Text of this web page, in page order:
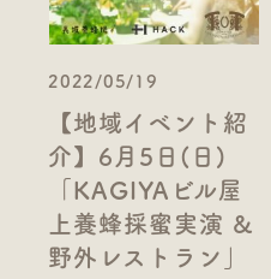
2022/05/19
【地域イベント紹
介】6月5日(日)
「KAGIYAビル屋
上養蜂採蜜実演 &
野外レストラン」